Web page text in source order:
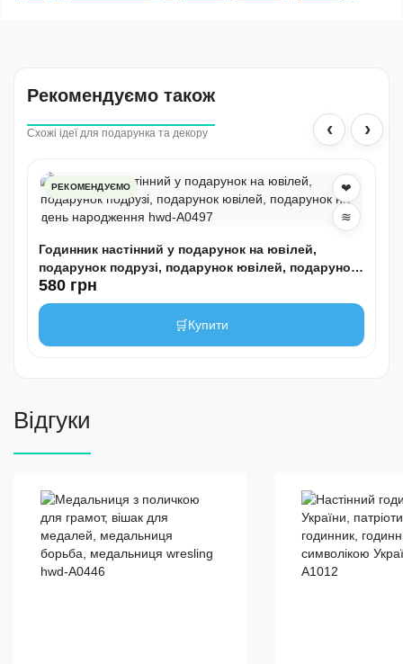
Рекомендуємо також
Схожі ідеї для подарунка та декору ‹
РЕКОМЕНДУЄМО
❤
≋
Годинник настінний у подарунок на ювілей,
подарунок подрузі, подарунок ювілей, подарунок
на день народження hwd-A0497
580 грн
🛒Купити
›
Відгуки